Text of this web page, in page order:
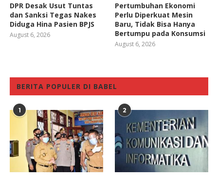
DPR Desak Usut Tuntas
dan Sanksi Tegas Nakes
Diduga Hina Pasien BPJS
August 6, 2026
Pertumbuhan Ekonomi
Perlu Diperkuat Mesin
Baru, Tidak Bisa Hanya
Bertumpu pada Konsumsi
August 6, 2026
BERITA POPULER DI BABEL
1 2